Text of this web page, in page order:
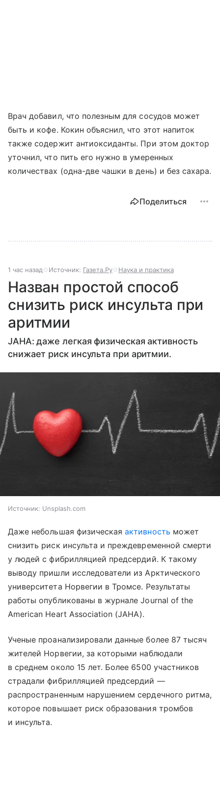
Врач добавил, что полезным для сосудов может
быть и кофе. Кокин объяснил, что этот напиток
также содержит антиоксиданты. При этом доктор
уточнил, что пить его нужно в умеренных
количествах (одна-две чашки в день) и без сахара.
Поделиться
1 час назад Источник: Газета.Ру Наука и практика
Назван простой способ
снизить риск инсульта при
аритмии
JAHA: даже легкая физическая активность
снижает риск инсульта при аритмии.
Источник: Unsplash.com
Даже небольшая физическаяактивность может
снизить риск инсульта и преждевременной смерти
у людей с фибрилляцией предсердий. К такому
выводу пришли исследователи из Арктического
университета Норвегии в Тромсе. Результаты
работы опубликованы в журнале Journal of the
American Heart Association (JAHA).
Ученые проанализировали данные более 87 тысяч
жителей Норвегии, за которыми наблюдали
в среднем около 15 лет. Более 6500 участников
страдали фибрилляцией предсердий —
распространенным нарушением сердечного ритма,
которое повышает риск образования тромбов
и инсульта.